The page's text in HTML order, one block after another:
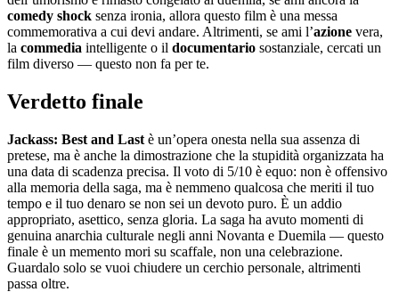
comedy shock senza ironia, allora questo film è una messa
commemorativa a cui devi andare. Altrimenti, se ami l’azione vera,
la commedia intelligente o il documentario sostanziale, cercati un
film diverso — questo non fa per te.
Verdetto finale
Jackass: Best and Last è un’opera onesta nella sua assenza di
pretese, ma è anche la dimostrazione che la stupidità organizzata ha
una data di scadenza precisa. Il voto di 5/10 è equo: non è offensivo
alla memoria della saga, ma è nemmeno qualcosa che meriti il tuo
tempo e il tuo denaro se non sei un devoto puro. È un addio
appropriato, asettico, senza gloria. La saga ha avuto momenti di
genuina anarchia culturale negli anni Novanta e Duemila — questo
finale è un memento mori su scaffale, non una celebrazione.
Guardalo solo se vuoi chiudere un cerchio personale, altrimenti
passa oltre.